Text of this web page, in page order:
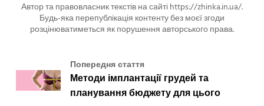
Автор та правовласник текстів на сайті https://zhinka.in.ua/.
Будь-яка перепублікація контенту без моєї згоди
розцінюватиметься як порушення авторського права.
Попередня стаття
Методи імплантації грудей та
планування бюджету для цього